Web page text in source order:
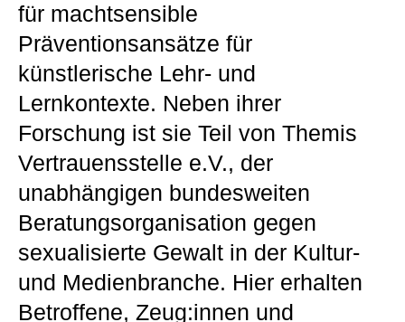
für machtsensible
Präventionsansätze für
künstlerische Lehr- und
Lernkontexte. Neben ihrer
Forschung ist sie Teil von Themis
Vertrauensstelle e.V., der
unabhängigen bundesweiten
Beratungsorganisation gegen
sexualisierte Gewalt in der Kultur-
und Medienbranche. Hier erhalten
Betroffene, Zeug:innen und